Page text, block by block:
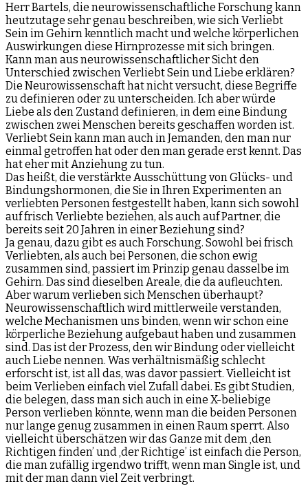
Herr Bartels, die neurowissenschaftliche Forschung kann
heutzutage sehr genau beschreiben, wie sich Verliebt
Sein im Gehirn kenntlich macht und welche körperlichen
Auswirkungen diese Hirnprozesse mit sich bringen.
Kann man aus neurowissenschaftlicher Sicht den
Unterschied zwischen Verliebt Sein und Liebe erklären?
Die Neurowissenschaft hat nicht versucht, diese Begriffe
zu definieren oder zu unterscheiden. Ich aber würde
Liebe als den Zustand definieren, in dem eine Bindung
zwischen zwei Menschen bereits geschaffen worden ist.
Verliebt Sein kann man auch in Jemanden, den man nur
einmal getroffen hat oder den man gerade erst kennt. Das
hat eher mit Anziehung zu tun.
Das heißt, die verstärkte Ausschüttung von Glücks- und
Bindungshormonen, die Sie in Ihren Experimenten an
verliebten Personen festgestellt haben, kann sich sowohl
auf frisch Verliebte beziehen, als auch auf Partner, die
bereits seit 20 Jahren in einer Beziehung sind?
Ja genau, dazu gibt es auch Forschung. Sowohl bei frisch
Verliebten, als auch bei Personen, die schon ewig
zusammen sind, passiert im Prinzip genau dasselbe im
Gehirn. Das sind dieselben Areale, die da aufleuchten.
Aber warum verlieben sich Menschen überhaupt?
Neurowissenschaftlich wird mittlerweile verstanden,
welche Mechanismen uns binden, wenn wir schon eine
körperliche Beziehung aufgebaut haben und zusammen
sind. Das ist der Prozess, den wir Bindung oder vielleicht
auch Liebe nennen. Was verhältnismäßig schlecht
erforscht ist, ist all das, was davor passiert. Vielleicht ist
beim Verlieben einfach viel Zufall dabei. Es gibt Studien,
die belegen, dass man sich auch in eine X-beliebige
Person verlieben könnte, wenn man die beiden Personen
nur lange genug zusammen in einen Raum sperrt. Also
vielleicht überschätzen wir das Ganze mit dem ‚den
Richtigen finden’ und ‚der Richtige’ ist einfach die Person,
die man zufällig irgendwo trifft, wenn man Single ist, und
mit der man dann viel Zeit verbringt.